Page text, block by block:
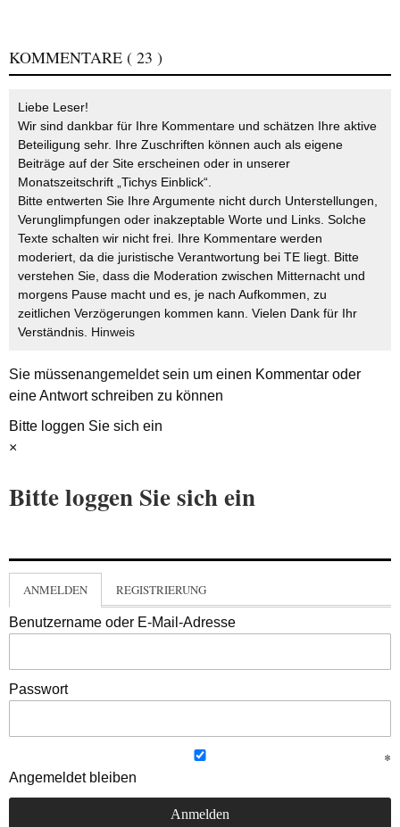
KOMMENTARE ( 23 )
Liebe Leser!
Wir sind dankbar für Ihre Kommentare und schätzen Ihre aktive
Beteiligung sehr. Ihre Zuschriften können auch als eigene
Beiträge auf der Site erscheinen oder in unserer
Monatszeitschrift „Tichys Einblick“.
Bitte entwerten Sie Ihre Argumente nicht durch Unterstellungen,
Verunglimpfungen oder inakzeptable Worte und Links. Solche
Texte schalten wir nicht frei. Ihre Kommentare werden
moderiert, da die juristische Verantwortung bei TE liegt. Bitte
verstehen Sie, dass die Moderation zwischen Mitternacht und
morgens Pause macht und es, je nach Aufkommen, zu
zeitlichen Verzögerungen kommen kann. Vielen Dank für Ihr
Verständnis. Hinweis
Sie müssenangemeldetsein um einen Kommentar oder
eine Antwort schreiben zu können
Bitte loggen Sie sich ein
×
Bitte loggen Sie sich ein
ANMELDEN REGISTRIERUNG
Benutzername oder E-Mail-Adresse
Passwort
Angemeldet bleiben